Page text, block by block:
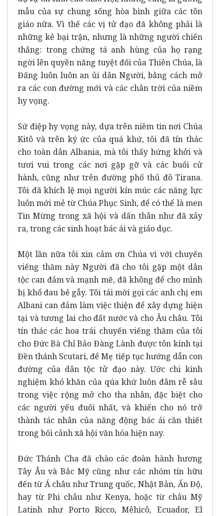
mẫu của sự chung sống hòa bình giữa các tôn
giáo nữa. Vì thế các vị tử đạo đã không phải là
những kẻ bại trận, nhưng là những người chiến
thắng: trong chứng tá anh hùng của họ rạng
ngời lên quyền năng tuyệt đối của Thiên Chúa, là
Đấng luôn luôn an ủi dân Người, bằng cách mở
ra các con đường mới và các chân trời của niềm
hy vọng.
Sứ điệp hy vọng này, dựa trên niềm tin nơi Chúa
Kitô và trên ký ức của quá khứ, tôi đã tín thác
cho toàn dân Albania, mà tôi thấy hứng khởi và
tươi vui trong các nơi gặp gỡ và các buổi cử
hành, cũng như trên đường phố thủ đô Tirana.
Tôi đã khích lệ mọi người kín múc các năng lực
luôn mới mẻ từ Chúa Phục Sinh, để có thể là men
Tin Mừng trong xã hội và dấn thân như đã xảy
ra, trong các sinh hoạt bác ái và giáo dục.
Một lần nữa tôi xin cảm ơn Chúa vì với chuyến
viếng thăm này Người đã cho tôi gặp một dân
tộc can đảm và mạnh mẽ, đã không để cho mình
bị khổ đau bẻ gẫy. Tôi tái mời gọi các anh chị em
Albani can đảm làm việc thiện để xây dựng hiện
tại và tương lai cho đất nước và cho Âu châu. Tôi
tín thác các hoa trái chuyến viếng thăm của tôi
cho Đức Bà Chỉ Bảo Đàng Lành được tôn kính tại
Đền thánh Scutari, để Mẹ tiếp tục hướng dẫn con
đường của dân tộc tử đạo này. Ước chi kinh
nghiệm khó khăn của qúa khứ luôn đâm rễ sâu
trong việc rộng mở cho tha nhân, đặc biệt cho
các người yếu đuối nhất, và khiến cho nó trở
thành tác nhân của năng động bác ái cần thiết
trong bối cảnh xã hội văn hóa hiện nay.
Đức Thánh Cha đã chào các đoàn hành hương
Tây Âu và Bắc Mỹ cũng như các nhóm tín hữu
đến từ Á châu như Trung quốc, Nhật Bản, Ấn Độ,
hay từ Phi châu như Kenya, hoặc từ châu Mỹ
Latinh như Porto Ricco, Mêhicô, Ecuador, El